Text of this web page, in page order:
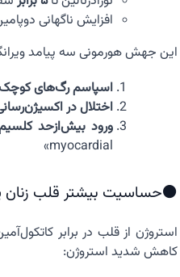
افزایش ناگهانی
این جهش هورمونی سه پیامد
اسپاسم رگ‌های
اختلال در
ورود بیش‌ازحد
myocardial»
⚫حساسیت بیشتر قلب زنان
استروژن از قلب در برابر
کاهش شدید استروژن: